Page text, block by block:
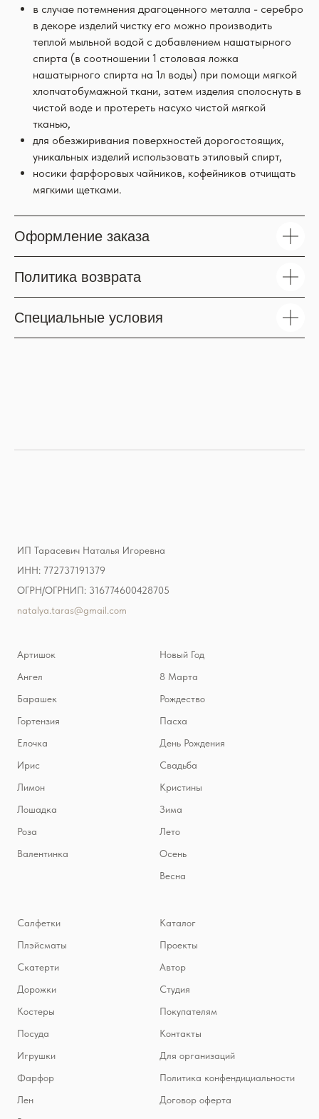
в случае потемнения драгоценного металла - серебро
в декоре изделий чистку его можно производить
теплой мыльной водой с добавлением нашатырного
спирта (в соотношении 1 столовая ложка
нашатырного спирта на 1л воды) при помощи мягкой
хлопчатобумажной ткани, затем изделия сполоснуть в
чистой воде и протереть насухо чистой мягкой
тканью,
для обезжиривания поверхностей дорогостоящих,
уникальных изделий использовать этиловый спирт,
носики фарфоровых чайников, кофейников отчищать
мягкими щетками.
Оформление заказа
Политика возврата
Специальные условия
ИП Тарасевич Наталья Игоревна
ИНН: 772737191379
ОГРН/ОГРНИП: 316774600428705
natalya.taras@gmail.com
Артишок
Ангел
Барашек
Гортензия
Елочка
Ирис
Лимон
Лошадка
Роза
Валентинка
Новый Год
8 Марта
Рождество
Пасха
День Рождения
Свадьба
Кристины
Зима
Лето
Осень
Весна
Салфетки
Плэйсматы
Скатерти
Дорожки
Костеры
Посуда
Игрушки
Фарфор
Лен
Каталог
Проекты
Автор
Студия
Покупателям
Контакты
Для организаций
Политика конфендициальности
Договор оферта